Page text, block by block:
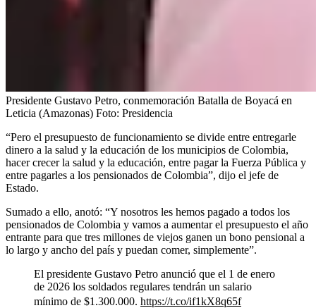
Presidente Gustavo Petro, conmemoración Batalla de Boyacá en
Leticia (Amazonas) Foto: Presidencia
“Pero el presupuesto de funcionamiento se divide entre entregarle
dinero a la salud y la educación de los municipios de Colombia,
hacer crecer la salud y la educación, entre pagar la Fuerza Pública y
entre pagarles a los pensionados de Colombia”, dijo el jefe de
Estado.
Sumado a ello, anotó: “Y nosotros les hemos pagado a todos los
pensionados de Colombia y vamos a aumentar el presupuesto el año
entrante para que tres millones de viejos ganen un bono pensional a
lo largo y ancho del país y puedan comer, simplemente”.
El presidente Gustavo Petro anunció que el 1 de enero
de 2026 los soldados regulares tendrán un salario
mínimo de $1.300.000. https://t.co/if1kX8q65f